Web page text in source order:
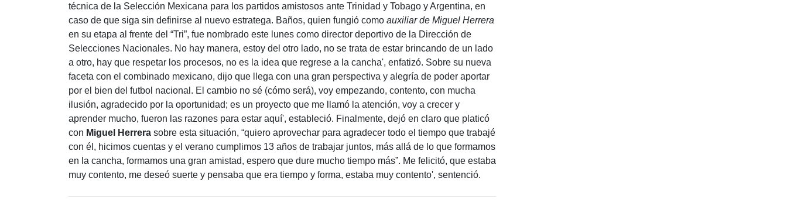
técnica de la Selección Mexicana para los partidos amistosos ante Trinidad y Tobago y Argentina, en
caso de que siga sin definirse al nuevo estratega. Baños, quien fungió como auxiliar de Miguel Herrera
en su etapa al frente del “Tri”, fue nombrado este lunes como director deportivo de la Dirección de
Selecciones Nacionales. No hay manera, estoy del otro lado, no se trata de estar brincando de un lado
a otro, hay que respetar los procesos, no es la idea que regrese a la cancha', enfatizó. Sobre su nueva
faceta con el combinado mexicano, dijo que llega con una gran perspectiva y alegría de poder aportar
por el bien del futbol nacional. El cambio no sé (cómo será), voy empezando, contento, con mucha
ilusión, agradecido por la oportunidad; es un proyecto que me llamó la atención, voy a crecer y
aprender mucho, fueron las razones para estar aquí', estableció. Finalmente, dejó en claro que platicó
con Miguel Herrera sobre esta situación, “quiero aprovechar para agradecer todo el tiempo que trabajé
con él, hicimos cuentas y el verano cumplimos 13 años de trabajar juntos, más allá de lo que formamos
en la cancha, formamos una gran amistad, espero que dure mucho tiempo más”. Me felicitó, que estaba
muy contento, me deseó suerte y pensaba que era tiempo y forma, estaba muy contento', sentenció.